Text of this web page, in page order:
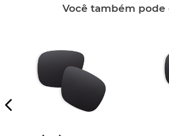
Você também pode